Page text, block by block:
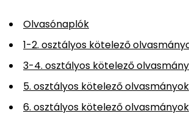
Olvasónaplók
1-2. osztályos kötelező
3-4. osztályos kötelező
5. osztályos kötelező olvasmányok
6. osztályos kötelező olvasmányok